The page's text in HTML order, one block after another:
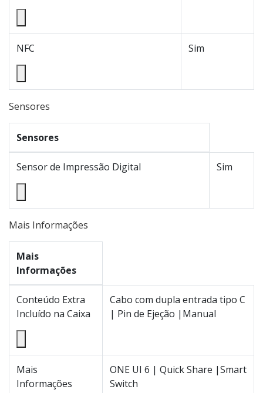
NFC Sim
Sensores
Sensores
Sensor de Impressão Digital Sim
Mais Informações
Mais
Informações
Conteúdo Extra
Incluído na Caixa
Cabo com dupla entrada tipo C
| Pin de Ejeção |Manual
Mais
Informações
ONE UI 6 | Quick Share |Smart
Switch